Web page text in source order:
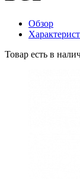
Обзор
Товар есть в